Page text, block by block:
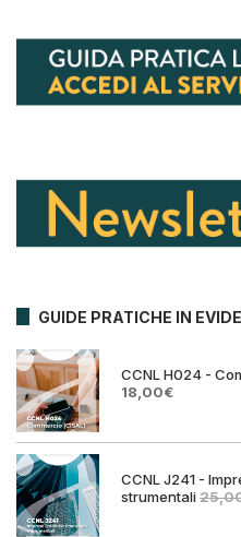
GUIDE PRATICHE IN
CCNL H024 -
Il
era:
18,00€Il
è:
CCNL J241 -
strumentali